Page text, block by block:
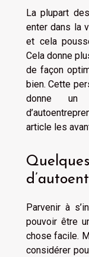
La plupart
enter dans la
et cela
Cela donne
de façon
bien. Cette
donne un
article les
Parvenir à
pouvoir être
chose facile.
considérer